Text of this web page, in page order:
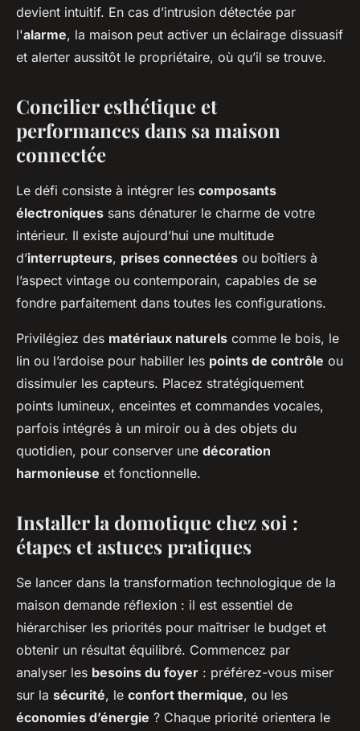
devient intuitif. En cas d’intrusion détectée par
l'alarme, la maison peut activer un éclairage dissuasif
et alerter aussitôt le propriétaire, où qu’il se trouve.
Concilier esthétique et
performances dans sa maison
connectée
Le défi consiste à intégrer les composants
électroniques sans dénaturer le charme de votre
intérieur. Il existe aujourd’hui une multitude
d’interrupteurs, prises connectées ou boîtiers à
l’aspect vintage ou contemporain, capables de se
fondre parfaitement dans toutes les configurations.
Privilégiez des matériaux naturels comme le bois, le
lin ou l’ardoise pour habiller les points de contrôle ou
dissimuler les capteurs. Placez stratégiquement
points lumineux, enceintes et commandes vocales,
parfois intégrés à un miroir ou à des objets du
quotidien, pour conserver une décoration
harmonieuse et fonctionnelle.
Installer la domotique chez soi :
étapes et astuces pratiques
Se lancer dans la transformation technologique de la
maison demande réflexion : il est essentiel de
hiérarchiser les priorités pour maîtriser le budget et
obtenir un résultat équilibré. Commencez par
analyser les besoins du foyer : préférez-vous miser
sur la sécurité, le confort thermique, ou les
économies d’énergie ? Chaque priorité orientera le